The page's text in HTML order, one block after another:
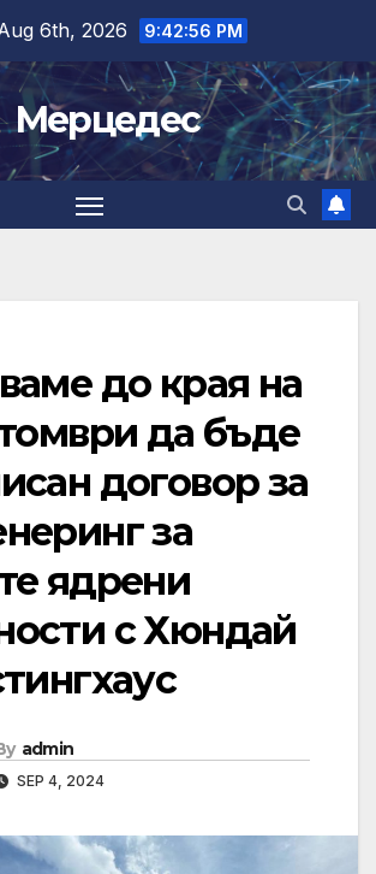
6th, 2026 9:42:57 PM
Мерцедес
до края на
да бъде
договор за
за
ядрени
с Хюндай
admin
SEP 4, 2024